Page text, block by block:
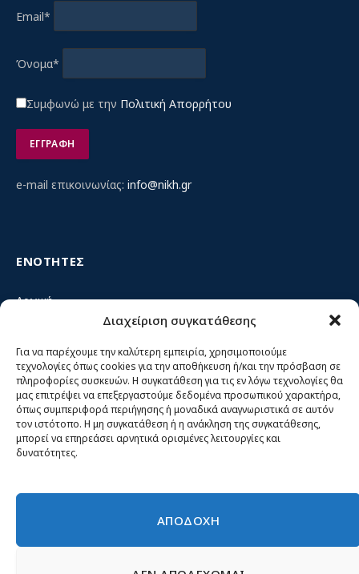
Διαχείριση συγκατάθεσης
Για να παρέχουμε την καλύτερη εμπειρία, χρησιμοποιούμε
τεχνολογίες όπως cookies για την αποθήκευση ή/και την πρόσβαση σε
πληροφορίες συσκευών. Η συγκατάθεση για τις εν λόγω τεχνολογίες θα
μας επιτρέψει να επεξεργαστούμε δεδομένα προσωπικού χαρακτήρα,
όπως συμπεριφορά περιήγησης ή μοναδικά αναγνωριστικά σε αυτόν
τον ιστότοπο. Η μη συγκατάθεση ή η ανάκληση της συγκατάθεσης,
μπορεί να επηρεάσει αρνητικά ορισμένες λειτουργίες και
δυνατότητες.
ΑΠΟΔΟΧΗ
Email*
Όνομα*
Συμφωνώ με την Πολιτική Απορρήτου
e-mail επικοινωνίας: info@nikh.gr
ΕΝΟΤΗΤΕΣ
Αρχική
Κίνημα ΝΙΚΗ – Ποιοι είμαστε, αρχές & δράση
Θέσεις
Πρόσωπα
Όργανα και ομάδες
Βίντεο
Δελτία Τύπου